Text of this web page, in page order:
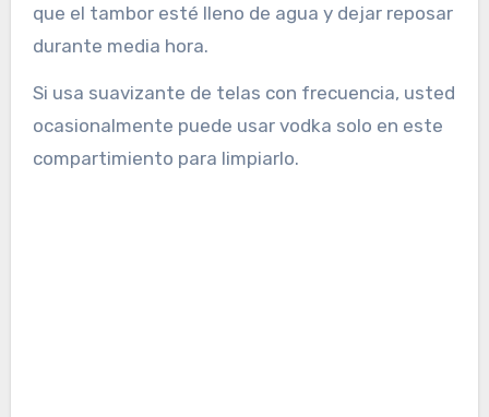
que el tambor esté lleno de agua y dejar reposar
durante media hora.
Si usa suavizante de telas con frecuencia, usted
ocasionalmente puede usar vodka solo en este
compartimiento para limpiarlo.